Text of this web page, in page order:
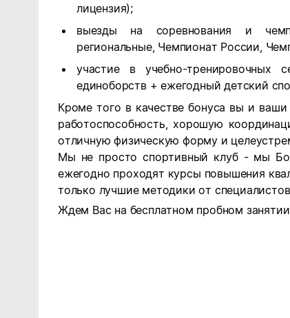
лицензия);
выезды на соревнования и
региональные, Чемпионат России,
участие в учебно-тренировочных
единоборств + ежегодный детский
Кроме того в качестве бонуса вы и
работоспособность, хорошую
отличную физическую форму и
Мы не просто спортивный клуб - мы
ежегодно проходят курсы повышения
только лучшие методики от
Ждем Вас на бесплатном пробном